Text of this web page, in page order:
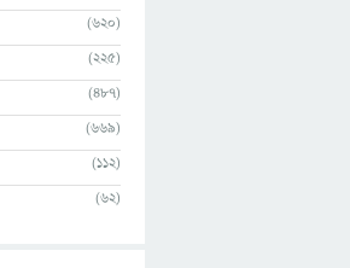
(620)
(225)
(487)
(669)
(112)
(62)